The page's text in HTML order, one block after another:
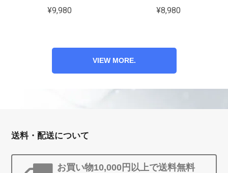
¥9,980 ¥8,980
VIEW MORE.
送料・配送について
お買い物10,000円以上で送料無料